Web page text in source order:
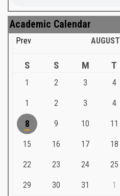
Academic Calendar
Prev AUGUST
S S M T
1 2 3 4
1 2 3 4
8 9 10 11
15 16 17 18
22 23 24 25
29 30 31 1